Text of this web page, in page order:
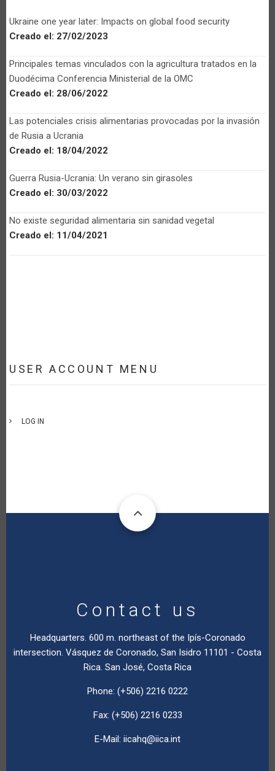
Ukraine one year later: Impacts on global food security
Creado el: 27/02/2023
Principales temas vinculados con la agricultura tratados en la
Duodécima Conferencia Ministerial de la OMC
Creado el: 28/06/2022
Las potenciales crisis alimentarias provocadas por la invasión
de Rusia a Ucrania
Creado el: 18/04/2022
Guerra Rusia-Ucrania: Un verano sin girasoles
Creado el: 30/03/2022
No existe seguridad alimentaria sin sanidad vegetal
Creado el: 11/04/2021
USER ACCOUNT MENU
LOG IN
Contact us
Headquarters. 600 m. northeast of the Ipís-Coronado
intersection. Vásquez de Coronado, San Isidro 11101 - Costa
Rica. San José, Costa Rica
Phone: (+506) 2216 0222
Fax: (+506) 2216 0233
E-Mail: iicahq@iica.int